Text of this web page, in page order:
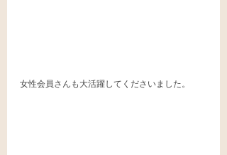
女性会員さんも大活躍してくださいました。